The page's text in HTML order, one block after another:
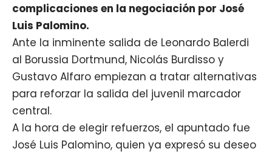
complicaciones en la negociación por José
Luis Palomino.
Ante la inminente salida de Leonardo Balerdi
al Borussia Dortmund, Nicolás Burdisso y
Gustavo Alfaro empiezan a tratar alternativas
para reforzar la salida del juvenil marcador
central.
A la hora de elegir refuerzos, el apuntado fue
José Luis Palomino, quien ya expresó su deseo